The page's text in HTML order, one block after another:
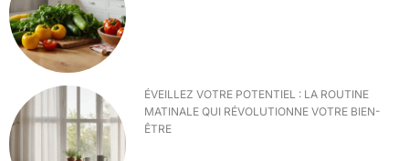
ÉVEILLEZ VOTRE POTENTIEL : LA ROUTINE
MATINALE QUI RÉVOLUTIONNE VOTRE BIEN-
ÊTRE